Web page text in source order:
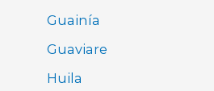
Guainía
Guaviare
Huila